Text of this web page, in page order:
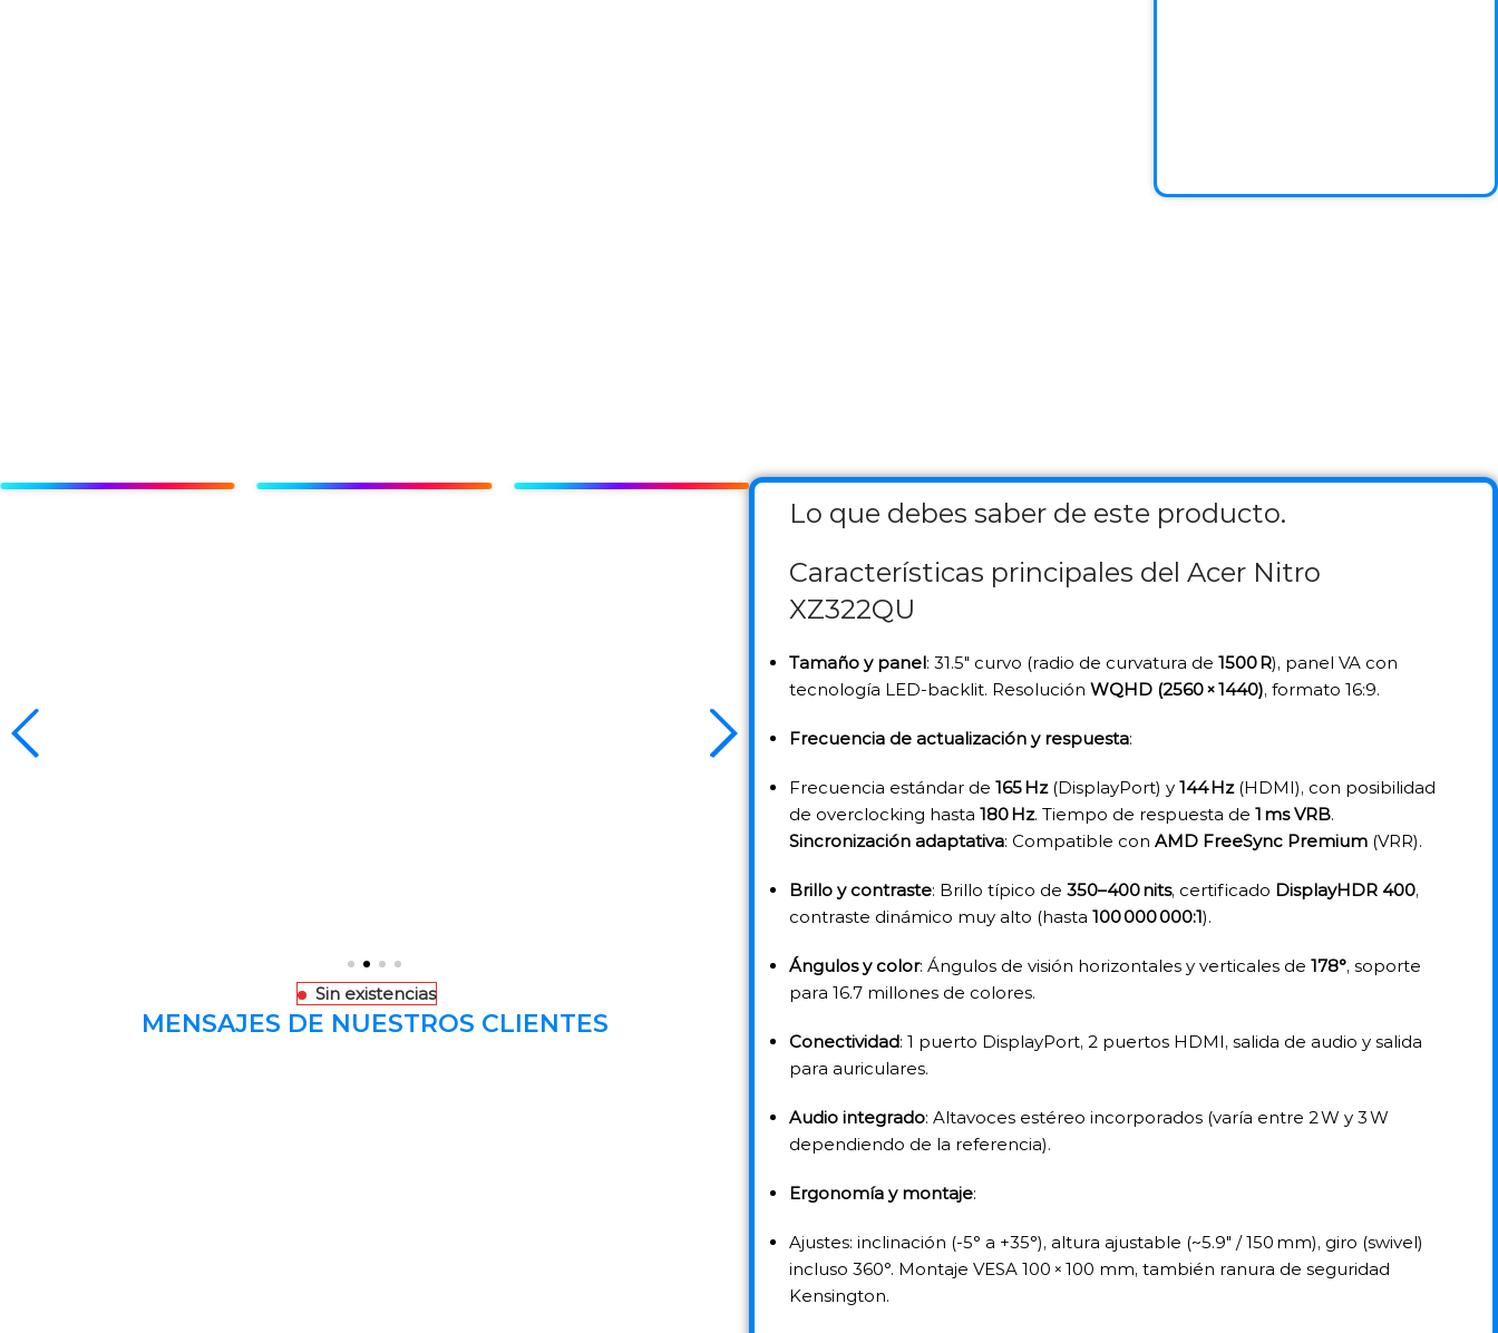
Sin existencias
MENSAJES DE NUESTROS CLIENTES
Lo que debes saber de este producto.
Características principales del Acer Nitro
XZ322QU
Tamaño y panel: 31.5″ curvo (radio de curvatura de 1500 R), panel VA con
tecnología LED-backlit. Resolución WQHD (2560 × 1440), formato 16:9.
Frecuencia de actualización y respuesta:
Frecuencia estándar de 165 Hz(DisplayPort) y 144 Hz(HDMI), con posibilidad
de overclocking hasta 180 Hz. Tiempo de respuesta de 1 ms VRB.
Sincronización adaptativa: Compatible con AMD FreeSync Premium (VRR).
Brillo y contraste: Brillo típico de 350–400 nits, certificado DisplayHDR 400,
contraste dinámico muy alto (hasta 100 000 000:1).
Ángulos y color: Ángulos de visión horizontales y verticales de 178°, soporte
para 16.7 millones de colores.
Conectividad: 1 puerto DisplayPort, 2 puertos HDMI, salida de audio y salida
para auriculares.
Audio integrado: Altavoces estéreo incorporados (varía entre 2 W y 3 W
dependiendo de la referencia).
Ergonomía y montaje:
Ajustes: inclinación (-5° a +35°), altura ajustable (~5.9″ / 150 mm), giro (swivel)
incluso 360°. Montaje VESA 100 × 100 mm, también ranura de seguridad
Kensington.